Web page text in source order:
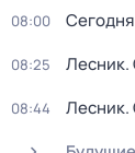
08:00 Сегодня
08:25 Лесник.
08:44 Лесник.